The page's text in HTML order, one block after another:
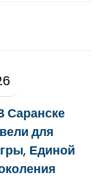
Саранске
для
, Единой